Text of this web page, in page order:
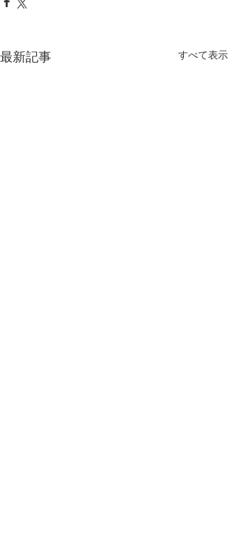
最新記事 すべて表示